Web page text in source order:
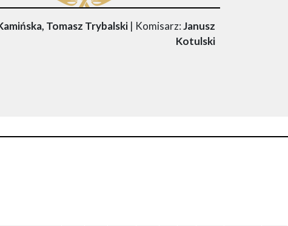
Tomasz Trybalski| Komisarz:Janusz
Kotulski